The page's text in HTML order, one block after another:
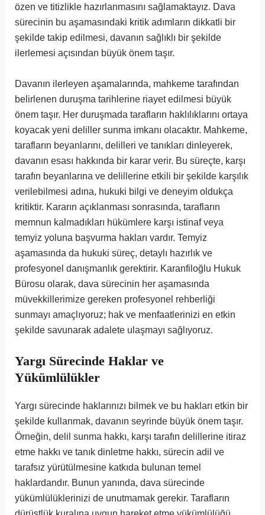
özen ve titizlikle hazırlanmasını sağlamaktayız. Dava
sürecinin bu aşamasındaki kritik adımların dikkatli bir
şekilde takip edilmesi, davanın sağlıklı bir şekilde
ilerlemesi açısından büyük önem taşır.
Davanın ilerleyen aşamalarında, mahkeme tarafından
belirlenen duruşma tarihlerine riayet edilmesi büyük
önem taşır. Her duruşmada tarafların haklılıklarını ortaya
koyacak yeni deliller sunma imkanı olacaktır. Mahkeme,
tarafların beyanlarını, delilleri ve tanıkları dinleyerek,
davanın esası hakkında bir karar verir. Bu süreçte, karşı
tarafın beyanlarına ve delillerine etkili bir şekilde karşılık
verilebilmesi adına, hukuki bilgi ve deneyim oldukça
kritiktir. Kararın açıklanması sonrasında, tarafların
memnun kalmadıkları hükümlere karşı istinaf veya
temyiz yoluna başvurma hakları vardır. Temyiz
aşamasında da hukuki süreç, detaylı hazırlık ve
profesyonel danışmanlık gerektirir. Karanfiloğlu Hukuk
Bürosu olarak, dava sürecinin her aşamasında
müvekkillerimize gereken profesyonel rehberliği
sunmayı amaçlıyoruz; hak ve menfaatlerinizi en etkin
şekilde savunarak adalete ulaşmayı sağlıyoruz.
Yargı Sürecinde Haklar ve
Yükümlülükler
Yargı sürecinde haklarınızı bilmek ve bu hakları etkin bir
şekilde kullanmak, davanın seyrinde büyük önem taşır.
Örneğin, delil sunma hakkı, karşı tarafın delillerine itiraz
etme hakkı ve tanık dinletme hakkı, sürecin adil ve
tarafsız yürütülmesine katkıda bulunan temel
haklardandır. Bunun yanında, dava sürecinde
yükümlülüklerinizi de unutmamak gerekir. Tarafların